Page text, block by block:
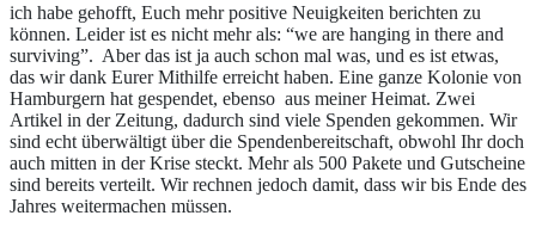
ich habe gehofft, Euch mehr positive Neuigkeiten berichten zu
können. Leider ist es nicht mehr als: “we are hanging in there and
surviving”. Aber das ist ja auch schon mal was, und es ist etwas,
das wir dank Eurer Mithilfe erreicht haben. Eine ganze Kolonie von
Hamburgern hat gespendet, ebenso aus meiner Heimat. Zwei
Artikel in der Zeitung, dadurch sind viele Spenden gekommen. Wir
sind echt überwältigt über die Spendenbereitschaft, obwohl Ihr doch
auch mitten in der Krise steckt. Mehr als 500 Pakete und Gutscheine
sind bereits verteilt. Wir rechnen jedoch damit, dass wir bis Ende des
Jahres weitermachen müssen.